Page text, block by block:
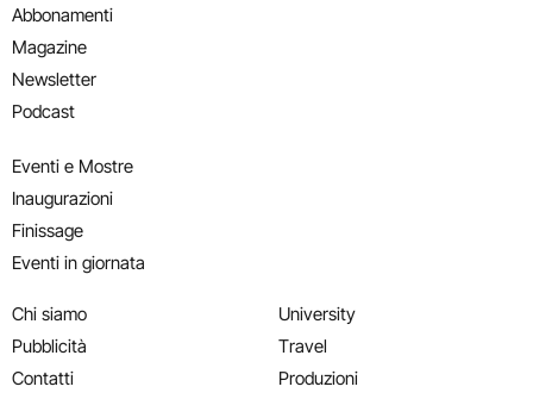
Abbonamenti
Magazine
Newsletter
Podcast
Eventi e Mostre
Inaugurazioni
Finissage
Eventi in giornata
Chi siamo
Pubblicità
Contatti
University
Travel
Produzioni